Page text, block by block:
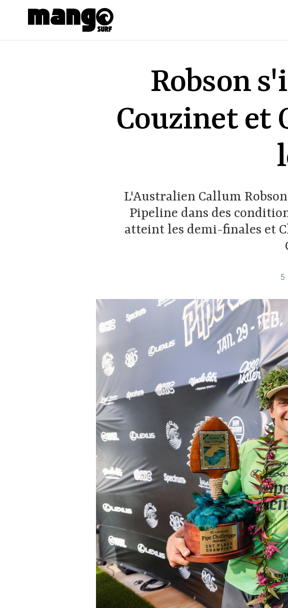
Aller au contenu principal
Robson
Couzinet
L'Australien Callum
Pipeline dans des
atteint les demi-finales et
5